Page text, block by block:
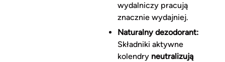
wydalniczy pracują
znacznie wydajniej.
Naturalny dezodorant:
Składniki aktywne
kolendry neutralizują